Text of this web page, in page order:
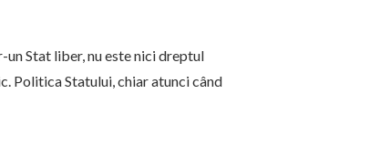
un Stat liber, nu este nici dreptul
Politica Statului, chiar atunci când